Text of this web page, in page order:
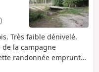
Très faible dénivelé.
de la campagne
randonnée emprunte